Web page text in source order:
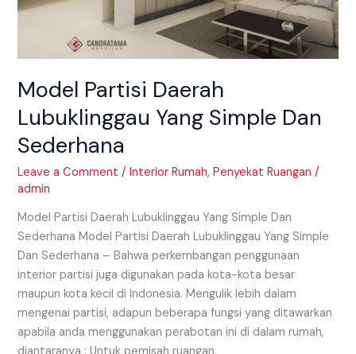
Model Partisi Daerah
Lubuklinggau Yang Simple Dan
Sederhana
Leave a Comment /Interior Rumah,Penyekat Ruangan /
admin
Model Partisi Daerah Lubuklinggau Yang Simple Dan
Sederhana Model Partisi Daerah Lubuklinggau Yang Simple
Dan Sederhana – Bahwa perkembangan penggunaan
interior partisi juga digunakan pada kota-kota besar
maupun kota kecil di Indonesia. Mengulik lebih dalam
mengenai partisi, adapun beberapa fungsi yang ditawarkan
apabila anda menggunakan perabotan ini di dalam rumah,